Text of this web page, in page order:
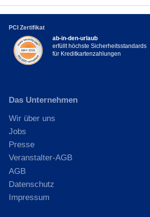
PCI Zertifikat
ab-in-den-urlaub
erfüllt höchste Sicherheitsstandards
für Kreditkartenzahlungen
Das Unternehmen
Wir über uns
Jobs
Presse
Veranstalter-AGB
AGB
Datenschutz
Impressum